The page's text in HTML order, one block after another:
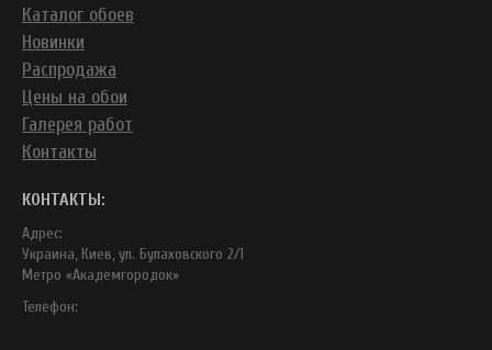
Каталог обоев
Новинки
Распродажа
Цены на обои
Галерея работ
Контакты
КОНТАКТЫ:
Адрес:
Украина, Киев, ул. Булаховского 2/1
Метро «Академгородок»
Телефон: